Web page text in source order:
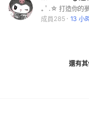
成員285
13 小
還有